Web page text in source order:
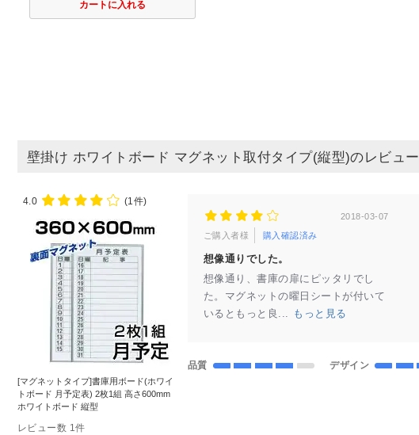
壁掛け ホワイトボード マグネット取付タイプ(縦型)のレビュー
4.0 (1件)
[マグネットタイプ]書庫用ボード(ホワイ
トボード 月予定表) 2枚1組 高さ600mm
ホワイトボード 縦型
レビュー数 1件
2018-03-07
ご購入者様
購入確認済み
想像通りでした。
想像通り、書庫の扉にピッタリでし
た。マグネットの曜日シートが付いて
いるともっと良... もっと見る
品質 デザイン